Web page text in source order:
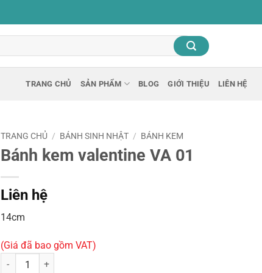
TRANG CHỦ SẢN PHẨM BLOG GIỚI THIỆU LIÊN HỆ
TRANG CHỦ / BÁNH SINH NHẬT / BÁNH KEM
Bánh kem valentine VA 01
Liên hệ
14cm
(Giá đã bao gồm VAT)
Bánh kem valentine VA 01 số lượng